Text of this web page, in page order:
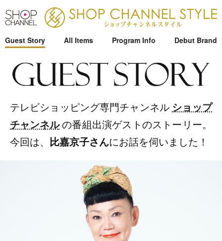
Guest Story All Items Program Info Debut Brand
テレビショッピング専門チャンネル ショップ
チャンネルの番組出演ゲストのストーリー。
今回は、 比嘉京子さんにお話を伺いました！